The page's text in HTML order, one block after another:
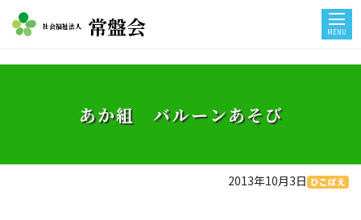
社会福祉法人 常盤会 MENU
あか組 バルーンあそび
2013年10月3日 ひこばえ